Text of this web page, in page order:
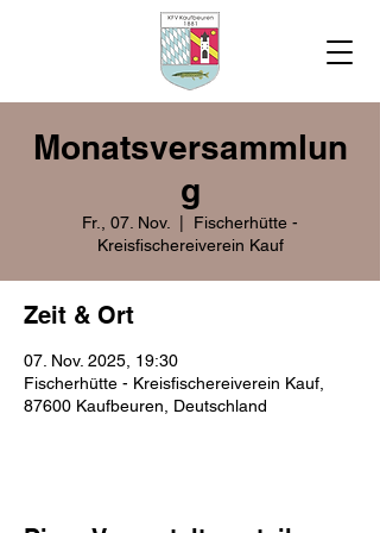
Monatsversammlun
g
Fr., 07. Nov.
Fischerhütte -
Kreisfischereiverein Kauf
Zeit & Ort
07. Nov. 2025, 19:30
Fischerhütte - Kreisfischereiverein Kauf,
87600 Kaufbeuren, Deutschland